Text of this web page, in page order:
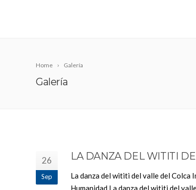
Home Galería
Galería
26
Sep
LA DANZA DEL WITITI
La danza del wititi del valle del
Humanidad La danza del wititi del